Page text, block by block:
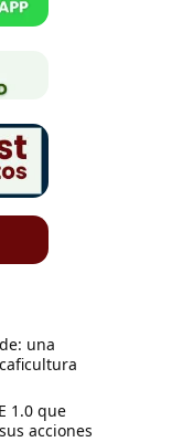
una
1.0 que
acciones